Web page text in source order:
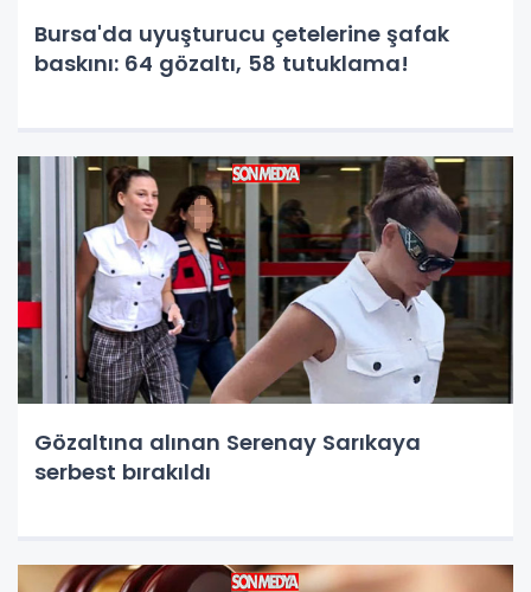
Bursa'da uyuşturucu çetelerine şafak
baskını: 64 gözaltı, 58 tutuklama!
Gözaltına alınan Serenay Sarıkaya
serbest bırakıldı